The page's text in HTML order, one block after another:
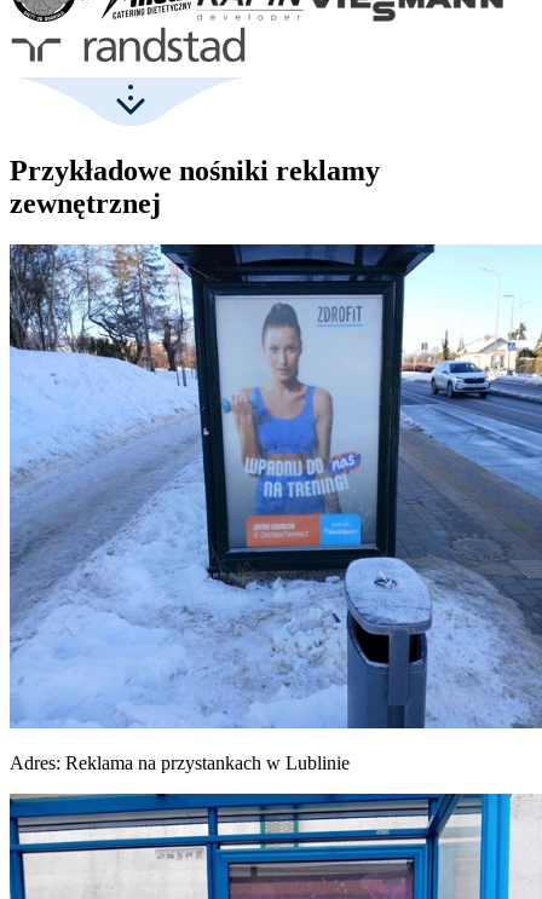
Przykładowe nośniki reklamy
zewnętrznej
Adres: Reklama na przystankach w Lublinie